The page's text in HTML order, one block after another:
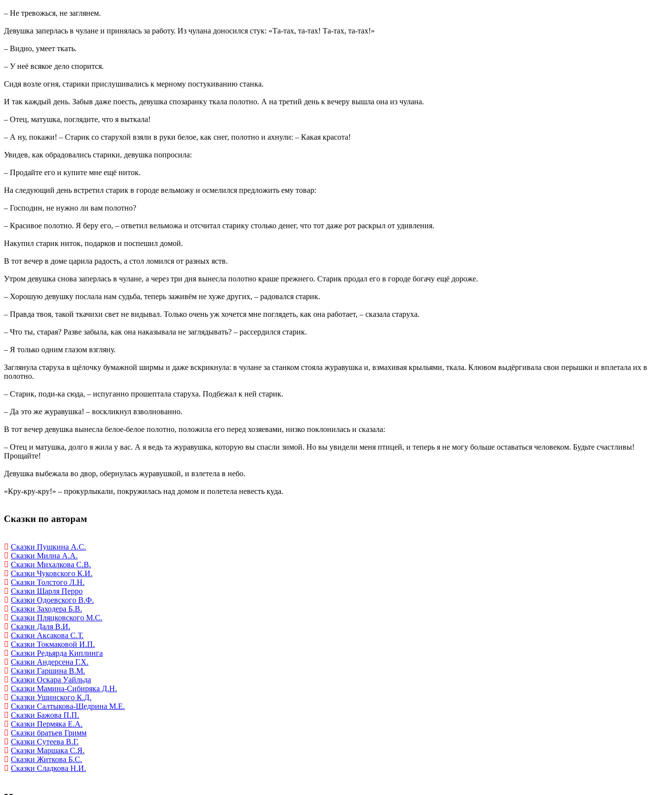
– Не тревожься, не заглянем.
Девушка заперлась в чулане и принялась за работу. Из чулана доносился стук: «Та-тах, та-тах! Та-тах, та-тах!»
– Видно, умеет ткать.
– У неё всякое дело спорится.
Сидя возле огня, старики прислушивались к мерному постукиванию станка.
И так каждый день. Забыв даже поесть, девушка спозаранку ткала полотно. А на третий день к вечеру вышла она из чулана.
– Отец, матушка, поглядите, что я выткала!
– А ну, покажи! – Старик со старухой взяли в руки белое, как снег, полотно и ахнули: – Какая красота!
Увидев, как обрадовались старики, девушка попросила:
– Продайте его и купите мне ещё ниток.
На следующий день встретил старик в городе вельможу и осмелился предложить ему товар:
– Господин, не нужно ли вам полотно?
– Красивое полотно. Я беру его, – ответил вельможа и отсчитал старику столько денег, что тот даже рот раскрыл от удивления.
Накупил старик ниток, подарков и поспешил домой.
В тот вечер в доме царила радость, а стол ломился от разных яств.
Утром девушка снова заперлась в чулане, а через три дня вынесла полотно краше прежнего. Старик продал его в городе богачу ещё дороже.
– Хорошую девушку послала нам судьба, теперь заживём не хуже других, – радовался старик.
– Правда твоя, такой ткачихи свет не видывал. Только очень уж хочется мне поглядеть, как она работает, – сказала старуха.
– Что ты, старая? Разве забыла, как она наказывала не заглядывать? – рассердился старик.
– Я только одним глазом взгляну.
Заглянула старуха в щёлочку бумажной ширмы и даже вскрикнула: в чулане за станком стояла журавушка и, взмахивая крыльями, ткала. Клювом выдёргивала свои перышки и вплетала их в
полотно.
– Старик, поди-ка сюда, – испуганно прошептала старуха. Подбежал к ней старик.
– Да это же журавушка! – воскликнул взволнованно.
В тот вечер девушка вынесла белое-белое полотно, положила его перед хозяевами, низко поклонилась и сказала:
– Отец и матушка, долго я жила у вас. А я ведь та журавушка, которую вы спасли зимой. Но вы увидели меня птицей, и теперь я не могу больше оставаться человеком. Будьте счастливы!
Прощайте!
Девушка выбежала во двор, обернулась журавушкой, и взлетела в небо.
«Кру-кру-кру!» – прокурлыкали, покружилась над домом и полетела невесть куда.
Сказки по авторам
Сказки Пушкина А.С.
Сказки Милна А.А.
Сказки Михалкова С.В.
Сказки Чуковского К.И.
Сказки Толстого Л.Н.
Сказки Шарля Перро
Сказки Одоевского В.Ф.
Сказки Заходера Б.В.
Сказки Пляцковского М.С.
Сказки Даля В.И.
Сказки Аксакова С.Т.
Сказки Токмаковой И.П.
Сказки Редьярда Киплинга
Сказки Андерсена Г.Х.
Сказки Гаршина В.М.
Сказки Оскара Уайльда
Сказки Мамина-Сибиряка Д.Н.
Сказки Ушинского К.Д.
Сказки Салтыкова-Щедрина М.Е.
Сказки Бажова П.П.
Сказки Пермяка Е.А.
Сказки братьев Гримм
Сказки Сутеева В.Г.
Сказки Маршака С.Я.
Сказки Житкова Б.С.
Сказки Сладкова Н.И.